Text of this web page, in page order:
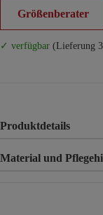
Größenberater
✓ verfügbar (Lieferung
Produktdetails
Material und